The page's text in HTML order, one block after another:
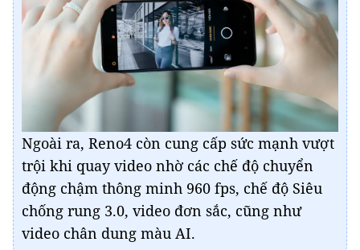
Ngoài ra, Reno4 còn cung cấp sức mạnh vượt
trội khi quay video nhờ các chế độ chuyển
động chậm thông minh 960 fps, chế độ Siêu
chống rung 3.0, video đơn sắc, cũng như
video chân dung màu AI.